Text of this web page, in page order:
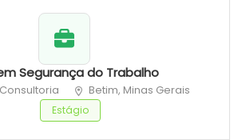
Segurança do Trabalho
Betim, Minas Gerais
Estágio